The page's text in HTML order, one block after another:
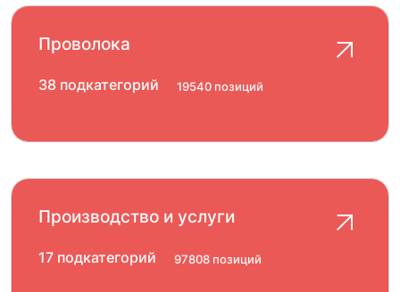
Проволока
38 подкатегорий 19540 позиций
Производство и услуги
17 подкатегорий 97808 позиций